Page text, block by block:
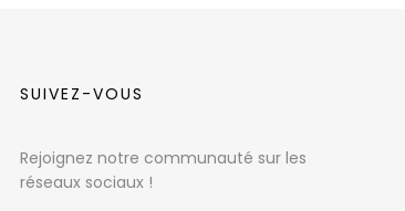
SUIVEZ-VOUS
Rejoignez notre communauté sur les
réseaux sociaux !